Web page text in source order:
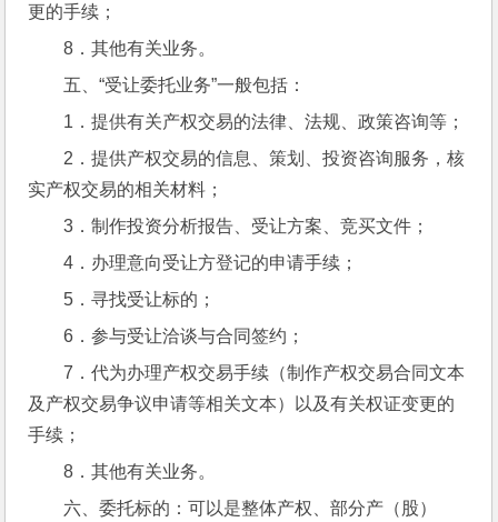
更的手续；
8．其他有关业务。
五、“受让委托业务”一般包括：
1．提供有关产权交易的法律、法规、政策咨询等；
2．提供产权交易的信息、策划、投资咨询服务，核
实产权交易的相关材料；
3．制作投资分析报告、受让方案、竞买文件；
4．办理意向受让方登记的申请手续；
5．寻找受让标的；
6．参与受让洽谈与合同签约；
7．代为办理产权交易手续（制作产权交易合同文本
及产权交易争议申请等相关文本）以及有关权证变更的
手续；
8．其他有关业务。
六、委托标的：可以是整体产权、部分产（股）